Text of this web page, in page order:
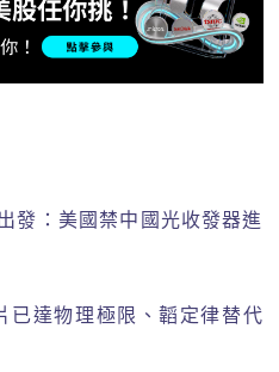
發：美國禁中國光收發器進
已達物理極限、韜定律替代